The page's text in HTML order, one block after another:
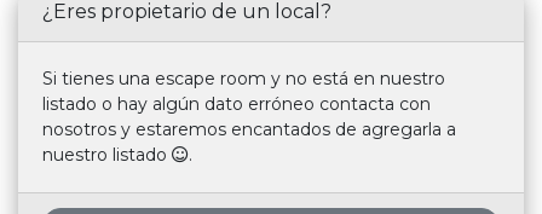
¿Eres propietario de un local?
Si tienes una escape room y no está en nuestro
listado o hay algún dato erróneo contacta con
nosotros y estaremos encantados de agregarla a
nuestro listado
.